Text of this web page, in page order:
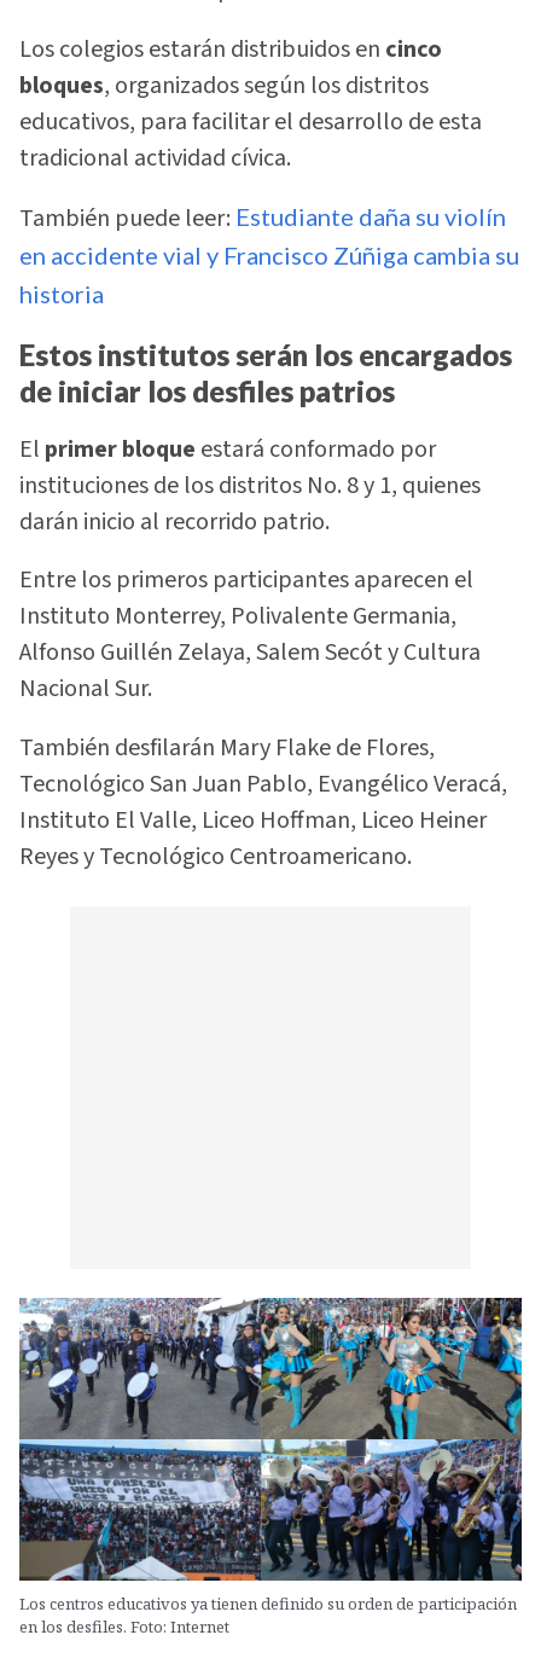
Los colegios estarán distribuidos en cinco
bloques, organizados según los distritos
educativos, para facilitar el desarrollo de esta
tradicional actividad cívica.
También puede leer: Estudiante daña su violín
en accidente vial y Francisco Zúñiga cambia su
historia
Estos institutos serán los encargados
de iniciar los desfiles patrios
El primer bloque estará conformado por
instituciones de los distritos No. 8 y 1, quienes
darán inicio al recorrido patrio.
Entre los primeros participantes aparecen el
Instituto Monterrey, Polivalente Germania,
Alfonso Guillén Zelaya, Salem Secót y Cultura
Nacional Sur.
También desfilarán Mary Flake de Flores,
Tecnológico San Juan Pablo, Evangélico Veracá,
Instituto El Valle, Liceo Hoffman, Liceo Heiner
Reyes y Tecnológico Centroamericano.
Los centros educativos ya tienen definido su orden de participación
en los desfiles. Foto: Internet